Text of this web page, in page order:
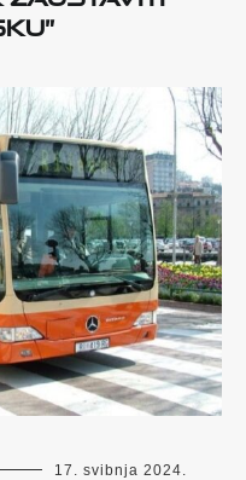
17. svibnja 2024.